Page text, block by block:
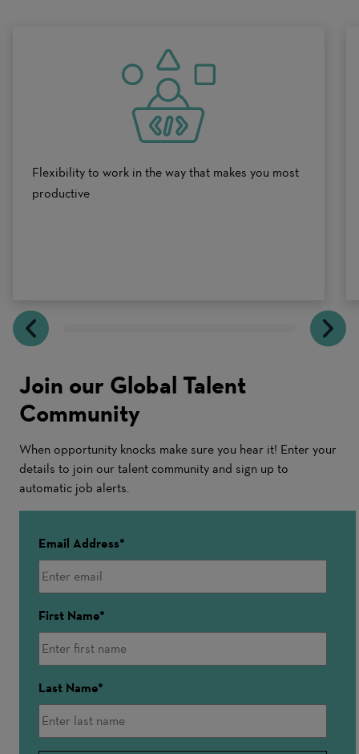
Flexibility to work in the way that makes you most
productive
Join our Global Talent
Community
When opportunity knocks make sure you hear it! Enter your
details to join our talent community and sign up to
automatic job alerts.
Email Address
First Name
Last Name